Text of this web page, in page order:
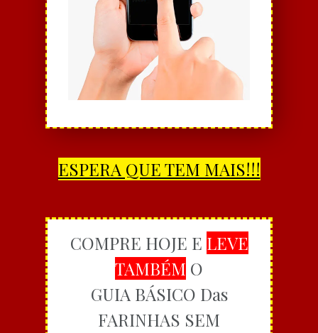
ESPERA QUE TEM MAIS!!!
COMPRE HOJE E LEVE
TAMBÉM O
GUIA BÁSICO Das
FARINHAS SEM